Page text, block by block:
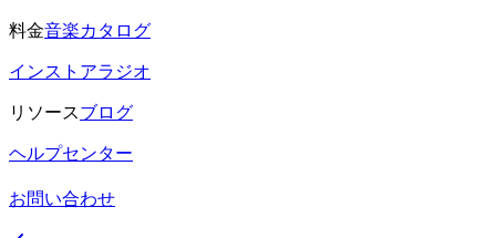
料金音楽カタログ
インストアラジオ
リソースブログ
ヘルプセンター
お問い合わせ